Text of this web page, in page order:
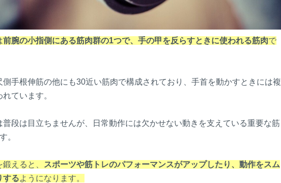
前腕の小指側にある筋肉群の1つで、手の甲を反らすときに使われる筋肉で
側手根伸筋の他にも30近い筋肉で構成されており、手首を動かすときには複
ています。
普段は目立ちませんが、日常動作には欠かせない動きを支えている重要な筋
。
えると、
スポーツや筋トレのパフォーマンスがアップしたり、動作をスム
するようになります。